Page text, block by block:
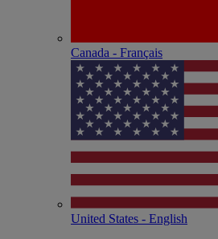
Canada - Français
United States - English